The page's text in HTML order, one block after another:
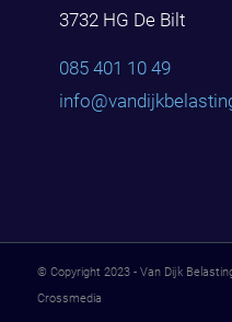
3732 HG De Bilt
085 401 10 49
info@vandijkbelast
© Copyright 2023 - Van Dijk
Crossmedia